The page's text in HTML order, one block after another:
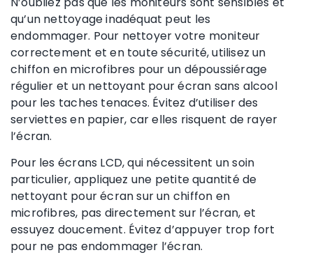
qu’un nettoyage inadéquat peut les
endommager. Pour nettoyer votre moniteur
correctement et en toute sécurité, utilisez un
chiffon en microfibres pour un dépoussiérage
régulier et un nettoyant pour écran sans alcool
pour les taches tenaces. Évitez d’utiliser des
serviettes en papier, car elles risquent de rayer
l’écran.
Pour les écrans LCD, qui nécessitent un soin
particulier, appliquez une petite quantité de
nettoyant pour écran sur un chiffon en
microfibres, pas directement sur l’écran, et
essuyez doucement. Évitez d’appuyer trop fort
pour ne pas endommager l’écran.